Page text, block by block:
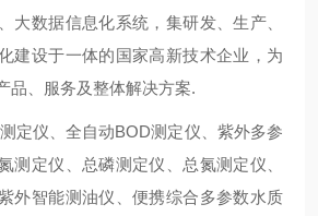
大数据信息化系统，集研发、生产、
建设于一体的国家高新技术企业，为
品、服务及整体解决方案.
定仪、全自动BOD测定仪、紫外多参
测定仪、总磷测定仪、总氮测定仪、
外智能测油仪、便携综合多参数水质